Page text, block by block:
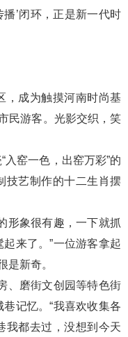
’闭环，正是新一代时
成为触摸河南时尚基
民游客。光影交织，笑
窑一色，出窑万彩”的
技艺制作的十二生肖摆
象很有趣，一下就抓
来了。”一位游客拿起
是新奇。
磨街文创园等特色街
记忆。“我喜欢收集各
我都去过，没想到今天